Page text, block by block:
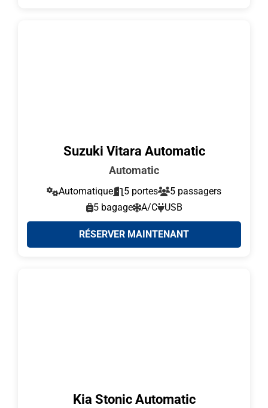
Suzuki Vitara Automatic
Automatic
Automatique 5 portes
5 passagers
5 bagage
A/C USB
RÉSERVER MAINTENANT
Kia Stonic Automatic